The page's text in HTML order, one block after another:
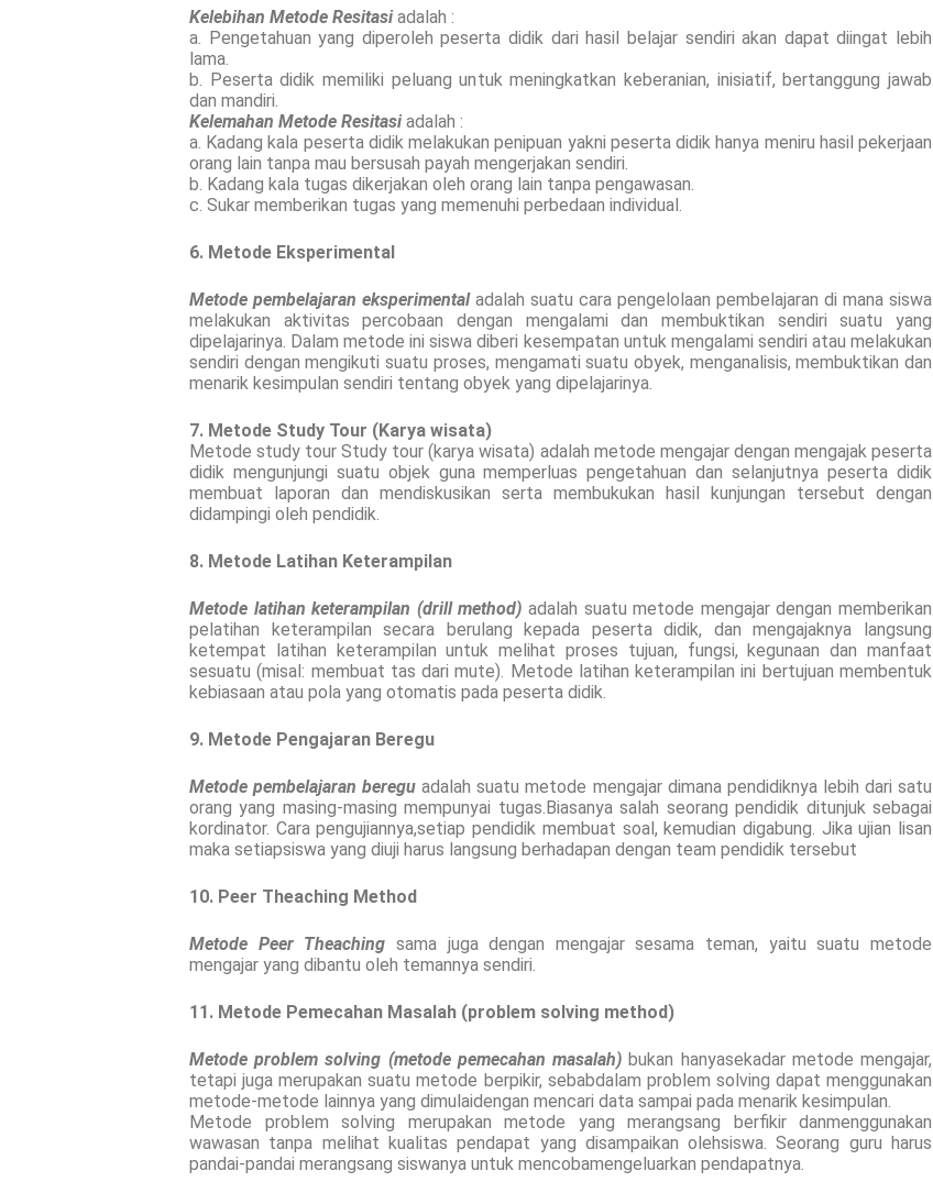
Kelebihan Metode Resitasi adalah :
a. Pengetahuan yang diperoleh peserta didik dari hasil belajar sendiri akan dapat diingat lebih
lama.
b. Peserta didik memiliki peluang untuk meningkatkan keberanian, inisiatif, bertanggung jawab
dan mandiri.
Kelemahan Metode Resitasi adalah :
a. Kadang kala peserta didik melakukan penipuan yakni peserta didik hanya meniru hasil pekerjaan
orang lain tanpa mau bersusah payah mengerjakan sendiri.
b. Kadang kala tugas dikerjakan oleh orang lain tanpa pengawasan.
c. Sukar memberikan tugas yang memenuhi perbedaan individual.
6. Metode Eksperimental
Metode pembelajaran eksperimentaladalah suatu cara pengelolaan pembelajaran di mana siswa
melakukan aktivitas percobaan dengan mengalami dan membuktikan sendiri suatu yang
dipelajarinya. Dalam metode ini siswa diberi kesempatan untuk mengalami sendiri atau melakukan
sendiri dengan mengikuti suatu proses, mengamati suatu obyek, menganalisis, membuktikan dan
menarik kesimpulan sendiri tentang obyek yang dipelajarinya.
7. Metode Study Tour (Karya wisata)
Metode study tour Study tour (karya wisata) adalah metode mengajar dengan mengajak peserta
didik mengunjungi suatu objek guna memperluas pengetahuan dan selanjutnya peserta didik
membuat laporan dan mendiskusikan serta membukukan hasil kunjungan tersebut dengan
didampingi oleh pendidik.
8. Metode Latihan Keterampilan
Metode latihan keterampilan (drill method) adalah suatu metode mengajar dengan memberikan
pelatihan keterampilan secara berulang kepada peserta didik, dan mengajaknya langsung
ketempat latihan keterampilan untuk melihat proses tujuan, fungsi, kegunaan dan manfaat
sesuatu (misal: membuat tas dari mute). Metode latihan keterampilan ini bertujuan membentuk
kebiasaan atau pola yang otomatis pada peserta didik.
9. Metode Pengajaran Beregu
Metode pembelajaran beregu adalah suatu metode mengajar dimana pendidiknya lebih dari satu
orang yang masing-masing mempunyai tugas.Biasanya salah seorang pendidik ditunjuk sebagai
kordinator. Cara pengujiannya,setiap pendidik membuat soal, kemudian digabung. Jika ujian lisan
maka setiapsiswa yang diuji harus langsung berhadapan dengan team pendidik tersebut
10. Peer Theaching Method
Metode Peer Theaching sama juga dengan mengajar sesama teman, yaitu suatu metode
mengajar yang dibantu oleh temannya sendiri.
11. Metode Pemecahan Masalah (problem solving method)
Metode problem solving (metode pemecahan masalah) bukan hanyasekadar metode mengajar,
tetapi juga merupakan suatu metode berpikir, sebabdalam problem solving dapat menggunakan
metode-metode lainnya yang dimulaidengan mencari data sampai pada menarik kesimpulan.
Metode problem solving merupakan metode yang merangsang berfikir danmenggunakan
wawasan tanpa melihat kualitas pendapat yang disampaikan olehsiswa. Seorang guru harus
pandai-pandai merangsang siswanya untuk mencobamengeluarkan pendapatnya.